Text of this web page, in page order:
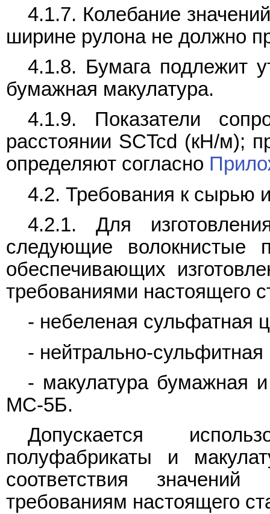
4.1.7. Колебание
ширине рулона не должно
4.1.8. Бумага подлежит
бумажная макулатура.
4.1.9. Показатели
расстоянии SCTcd (кН/м);
определяют согласно
4.2. Требования к сырью
4.2.1. Для
следующие волокнистые
обеспечивающих
требованиями настоящего
- небеленая сульфатная
- нейтрально-
- макулатура бумажная
МС-5Б.
Допускается
полуфабрикаты и
соответствия значений
требованиям настоящего